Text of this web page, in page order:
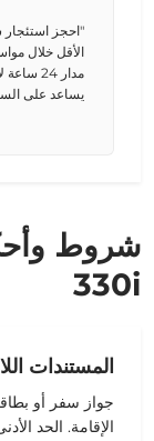
الأقل خلال
يساعد على
شروط
330i
المستندات
جواز سفر أو